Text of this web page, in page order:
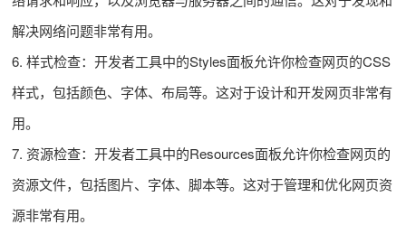
解决网络问题非常有用。
6. 样式检查：开发者工具中的Styles面板允许你检查网页的CSS
样式，包括颜色、字体、布局等。这对于设计和开发网页非常有
用。
7. 资源检查：开发者工具中的Resources面板允许你检查网页的
资源文件，包括图片、字体、脚本等。这对于管理和优化网页资
源非常有用。